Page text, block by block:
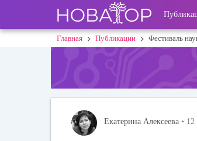
основному
User
account
Строка
Главная Публикации Фестиваль
Екатерина Алексеева •